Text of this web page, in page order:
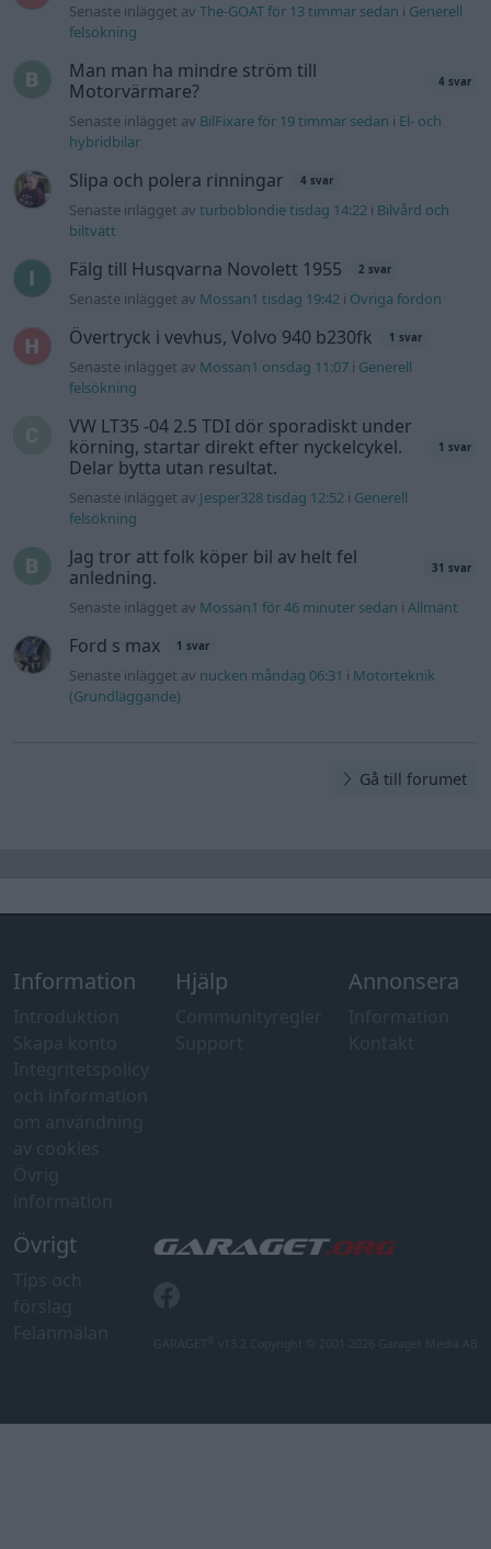
Senaste inlägget avThe-GOAT för 13 timmar sedan i Generell
felsökning
Man man ha mindre ström till
Motorvärmare?
4 svar
Senaste inlägget av BilFixare för 19 timmar sedan i El- och
hybridbilar
Slipa och polera rinningar 4 svar
Senaste inlägget avturboblondie tisdag 14:22 i Bilvård och
biltvätt
Fälg till Husqvarna Novolett 1955 2 svar
Senaste inlägget av Mossan1 tisdag 19:42 i Övriga fordon
Övertryck i vevhus, Volvo 940 b230fk 1 svar
Senaste inlägget av Mossan1 onsdag 11:07 i Generell
felsökning
VW LT35 -04 2.5 TDI dör sporadiskt under
körning, startar direkt efter nyckelcykel.
Delar bytta utan resultat.
1 svar
Senaste inlägget av Jesper328 tisdag 12:52 i Generell
felsökning
Jag tror att folk köper bil av helt fel
anledning.
31 svar
Senaste inlägget av Mossan1 för 46 minuter sedan iAllmänt
Ford s max 1 svar
Senaste inlägget av nucken måndag 06:31 i Motorteknik
(Grundläggande)
Gå till forumet
Information Hjälp Annonsera
Övrigt